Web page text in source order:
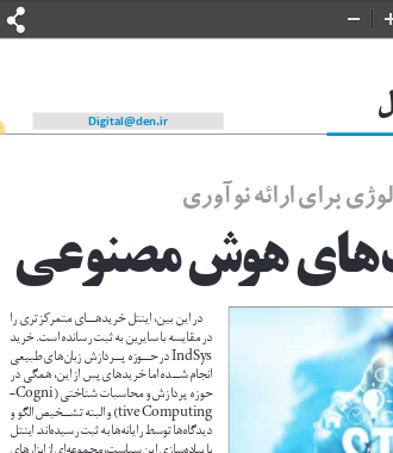
Zoom
Digital@den.ir
در اين بين، اينتل خريدهــاى متمركز ترى را
در مقايسه با سايرين به ثبت رسانده است. خريد
در حــوزه پــردازش زبان هاى طبيعى IndSys
انجام شــده اما خريدهاى پس از اين، همگى در
Cogni
حوزه پردازش و محاسبات شناختى )
( و البته تشــخيص الگو و tive Computing
ديدگاه ها توسط رايانه ها به ثبت رسيده اند. اينتل
براى ارائه نوآورى
هاى هوش مصنوعى